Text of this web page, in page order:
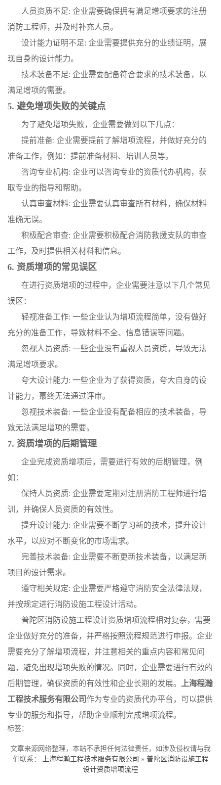
人员资质不足: 企业需要确保拥有满足增项要求的注册
消防工程师，并及时补充人员。
设计能力证明不足: 企业需要提供充分的业绩证明，展
现自身的设计能力。
技术装备不足: 企业需要配备符合要求的技术装备，以
满足增项的需要。
5. 避免增项失败的关键点
为了避免增项失败，企业需要做到以下几点：
提前准备: 企业需要提前了解增项流程，并做好充分的
准备工作，例如：提前准备材料、培训人员等。
咨询专业机构: 企业可以咨询专业的资质代办机构，获
取专业的指导和帮助。
认真审查材料: 企业需要认真审查所有材料，确保材料
准确无误。
积极配合审查: 企业需要积极配合消防救援支队的审查
工作，及时提供相关材料和信息。
6. 资质增项的常见误区
在进行资质增项的过程中，企业需要注意以下几个常见
误区：
轻视准备工作: 一些企业认为增项流程简单，没有做好
充分的准备工作，导致材料不全、信息错误等问题。
忽视人员资质: 一些企业没有重视人员资质，导致无法
满足增项要求。
夸大设计能力: 一些企业为了获得资质，夸大自身的设
计能力，蕞终无法通过评审。
忽视技术装备: 一些企业没有配备相应的技术装备，导
致无法满足增项的需要。
7. 资质增项的后期管理
企业完成资质增项后，需要进行有效的后期管理，例
如：
保持人员资质: 企业需要定期对注册消防工程师进行培
训，并确保人员资质的有效性。
提升设计能力: 企业需要不断学习新的技术，提升设计
水平，以应对不断变化的市场需求。
完善技术装备: 企业需要不断更新技术装备，以满足新
项目的设计需求。
遵守相关规定: 企业需要严格遵守消防安全法律法规，
并按规定进行消防设施工程设计活动。
普陀区消防设施工程设计资质增项流程相对复杂，需要
企业做好充分的准备，并严格按照流程规范进行申报。企业
需要充分了解增项流程，并注意相关的重点内容和常见问
题，避免出现增项失败的情况。同时，企业需要进行有效的
后期管理，确保资质的有效性和企业长期的发展。
上海程瀚
工程技术服务有限公司作为专业的资质代办平台，可以提供
专业的服务和指导，帮助企业顺利完成增项流程。
标签：
文章来源网络整理，本站不承担任何法律责任，如涉及侵权请与我
们联系：
上海程瀚工程技术服务有限公司 » 普陀区消防设施工程
设计资质增项流程